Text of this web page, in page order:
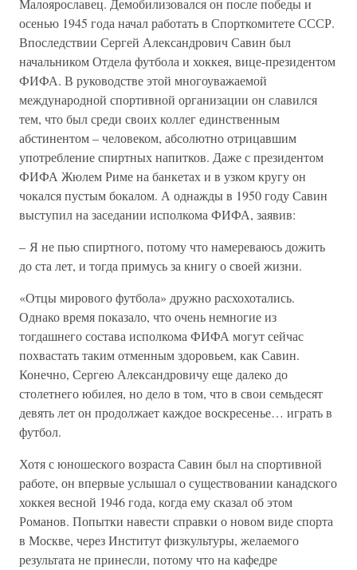
Малоярославец. Демобилизовался он после победы и
осенью 1945 года начал работать в Спорткомитете СССР.
Впоследствии Сергей Александрович Савин был
начальником Отдела футбола и хоккея, вице-президентом
ФИФА. В руководстве этой многоуважаемой
международной спортивной организации он славился
тем, что был среди своих коллег единственным
абстинентом – человеком, абсолютно отрицавшим
употребление спиртных напитков. Даже с президентом
ФИФА Жюлем Риме на банкетах и в узком кругу он
чокался пустым бокалом. А однажды в 1950 году Савин
выступил на заседании исполкома ФИФА, заявив:
– Я не пью спиртного, потому что намереваюсь дожить
до ста лет, и тогда примусь за книгу о своей жизни.
«Отцы мирового футбола» дружно расхохотались.
Однако время показало, что очень немногие из
тогдашнего состава исполкома ФИФА могут сейчас
похвастать таким отменным здоровьем, как Савин.
Конечно, Сергею Александровичу еще далеко до
столетнего юбилея, но дело в том, что в свои семьдесят
девять лет он продолжает каждое воскресенье… играть в
футбол.
Хотя с юношеского возраста Савин был на спортивной
работе, он впервые услышал о существовании канадского
хоккея весной 1946 года, когда ему сказал об этом
Романов. Попытки навести справки о новом виде спорта
в Москве, через Институт физкультуры, желаемого
результата не принесли, потому что на кафедре